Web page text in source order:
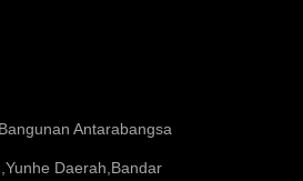
Antarabangsa
Daerah,Bandar